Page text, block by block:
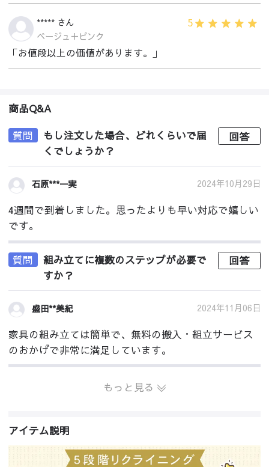
***** さん 5
ベージュ＋ピンク
「お値段以上の価値があります。」
商品Q&A
質問
もし注文した場合、どれくらいで届
くでしょうか？
回答
石原***一実 2024年10月29日
4週間で到着しました。思ったよりも早い対応で嬉しい
です。
質問
組み立てに複数のステップが必要で
すか？
回答
盛田**美紀 2024年11月06日
家具の組み立ては簡単で、無料の搬入・組立サービス
のおかげで非常に満足しています。
もっと見る
アイテム説明